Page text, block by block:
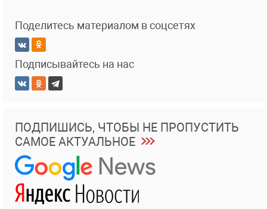
Поделитесь материалом в соцсетях
Подписывайтесь на нас
ПОДПИШИСЬ, ЧТОБЫ НЕ ПРОПУСТИТЬ
САМОЕ АКТУАЛЬНОЕ